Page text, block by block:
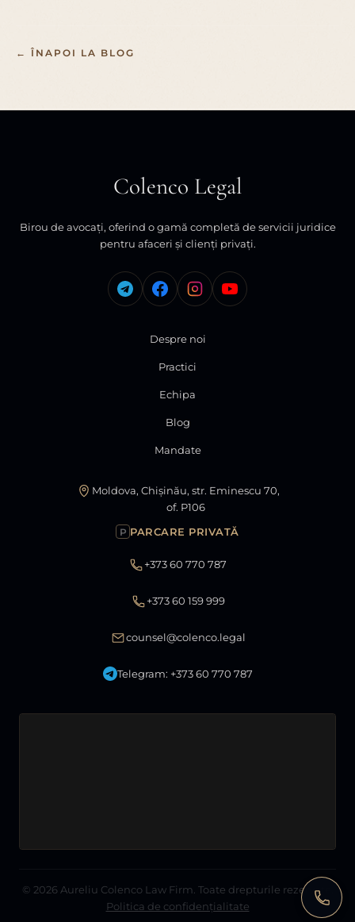
← ÎNAPOI LA BLOG
Colenco Legal
Birou de avocați, oferind o gamă completă de servicii juridice
pentru afaceri și clienți privați.
Despre noi
Practici
Echipa
Blog
Mandate
Moldova, Chișinău, str. Eminescu 70,
of. P106
P PARCARE PRIVATĂ
+373 60 770 787
+373 60 159 999
counsel@colenco.legal
Telegram: +373 60 770 787
© 2026 Aureliu Colenco Law Firm. Toate drepturile rezervate.
Politica de confidențialitate